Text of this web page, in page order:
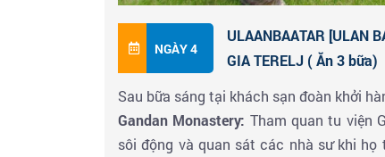
NGÀY 4
ULAANBAATAR [ULAN
GIA TERELJ ( Ăn 3 bữa)
Sau bữa sáng tại khách sạn đoàn khởi
Gandan Monastery: Tham quan tu viện
sôi động và quan sát các nhà sư khi họ